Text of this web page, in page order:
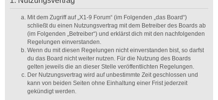
Mit dem Zugriff auf „X1-9 Forum“ (im Folgenden „das Board“)
schließt du einen Nutzungsvertrag mit dem Betreiber des Boards ab
(im Folgenden „Betreiber“) und erklärst dich mit den nachfolgenden
Regelungen einverstanden.
Wenn du mit diesen Regelungen nicht einverstanden bist, so darfst
du das Board nicht weiter nutzen. Für die Nutzung des Boards
gelten jeweils die an dieser Stelle veröffentlichten Regelungen.
Der Nutzungsvertrag wird auf unbestimmte Zeit geschlossen und
kann von beiden Seiten ohne Einhaltung einer Frist jederzeit
gekündigt werden.